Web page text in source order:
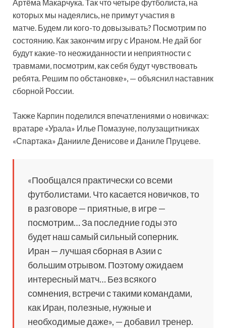
Артёма Макарчука. Так что четыре футболиста, на
которых мы надеялись, не примут участия в
матче. Будем ли кого-то довызывать? Посмотрим по
состоянию. Как закончим игру с Ираном. Не дай бог
будут какие-то неожиданности и неприятности с
травмами, посмотрим, как себя будут чувствовать
ребята. Решим по обстановке», — объяснил наставник
сборной России.
Также Карпин поделился впечатлениями о новичках:
вратаре «Урала» Илье Помазуне, полузащитниках
«Спартака» Данииле Денисове и Даниле Пруцеве.
«Пообщался практически со всеми
футболистами. Что касается новичков, то
в разговоре — приятные, в игре —
посмотрим… За последние годы это
будет наш самый сильный соперник.
Иран — лучшая сборная в Азии с
большим отрывом. Поэтому ожидаем
интересный матч… Без всякого
сомнения, встречи с такими командами,
как Иран, полезные, нужные и
необходимые даже», — добавил тренер.